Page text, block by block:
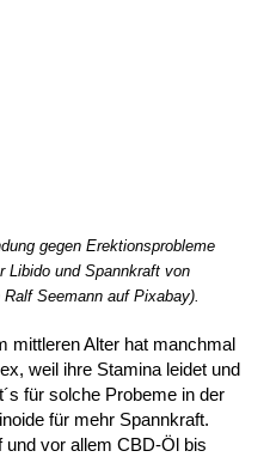
gegen Erektionsprobleme
Libido und Spannkraft von
Seemann auf Pixabay).
mittleren Alter hat manchmal
weil ihre Stamina leidet und
für solche Probeme in der
für mehr Spannkraft.
vor allem CBD-Öl bis